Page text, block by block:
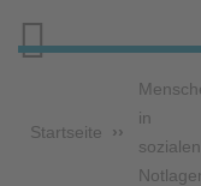

Startseite
in
sozialen